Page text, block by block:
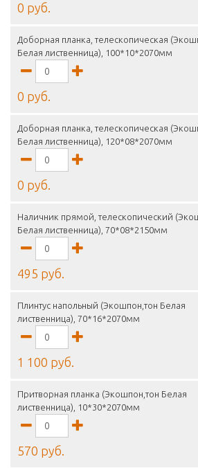
0 руб.
Доборная планка, телескопическая
Белая лиственница), 100*10*2070мм
0 руб.
Доборная планка, телескопическая
Белая лиственница), 120*08*2070мм
0 руб.
Наличник прямой, телескопический
Белая лиственница), 70*08*2150мм
495 руб.
Плинтус напольный (Экошпон,тон Белая
лиственница), 70*16*2070мм
1 100 руб.
Притворная планка (Экошпон,тон Белая
лиственница), 10*30*2070мм
570 руб.